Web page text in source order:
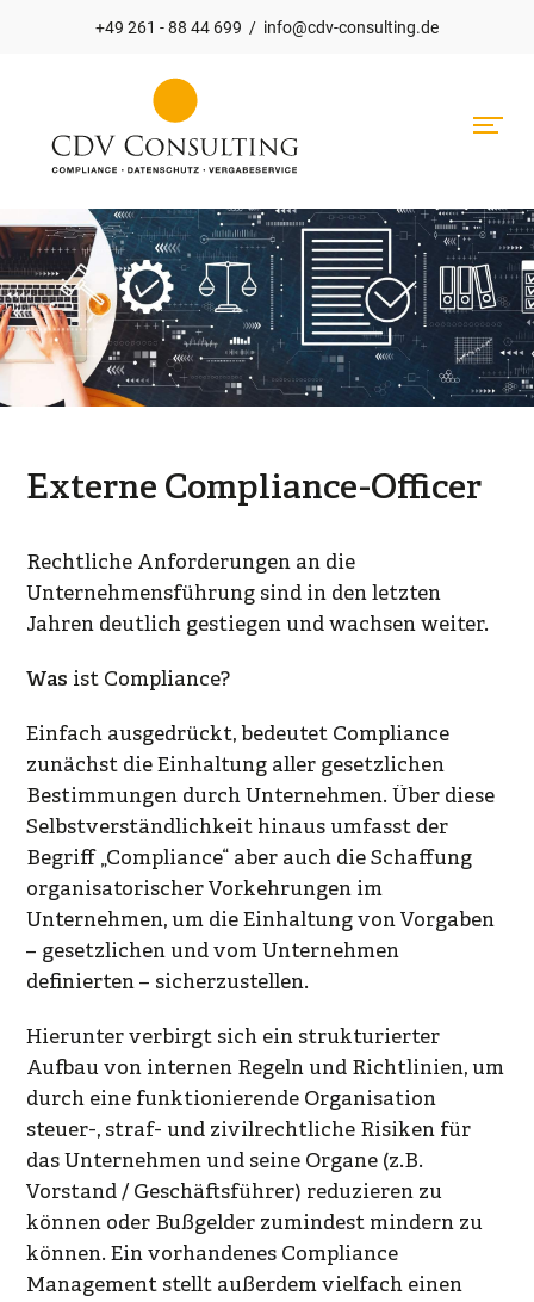
+49 261 - 88 44 699 / info@cdv-consulting.de
Hauptnavigation
Externe Compliance-Officer
Rechtliche Anforderungen an die
Unternehmensführung sind in den letzten
Jahren deutlich gestiegen und wachsen weiter.
Was ist Compliance?
Einfach ausgedrückt, bedeutet Compliance
zunächst die Einhaltung aller gesetzlichen
Bestimmungen durch Unternehmen. Über diese
Selbstverständlichkeit hinaus umfasst der
Begriff „Compliance“ aber auch die Schaffung
organisatorischer Vorkehrungen im
Unternehmen, um die Einhaltung von Vorgaben
– gesetzlichen und vom Unternehmen
definierten – sicherzustellen.
Hierunter verbirgt sich ein strukturierter
Aufbau von internen Regeln und Richtlinien, um
durch eine funktionierende Organisation
steuer-, straf- und zivilrechtliche Risiken für
das Unternehmen und seine Organe (z.B.
Vorstand / Geschäftsführer) reduzieren zu
können oder Bußgelder zumindest mindern zu
können. Ein vorhandenes Compliance
Management stellt außerdem vielfach einen